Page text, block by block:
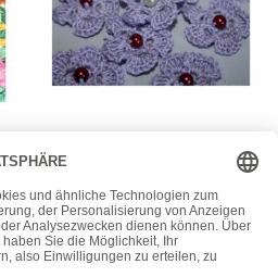
chrochet flower –
Dekoblüten – Flieder –
Wachsperle